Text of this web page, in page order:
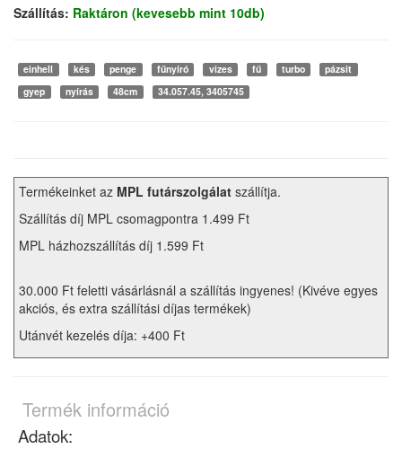
Szállítás: Raktáron (kevesebb mint 10db)
einhell kés penge fűnyíró vizes fű turbo
pázsit
gyep
nyírás 48cm 34.057.45, 3405745
Termékeinket az MPL futárszolgálat szállítja.
Szállítás díj MPL csomagpontra 1.499 Ft
MPL házhozszállítás díj 1.599 Ft
30.000 Ft feletti vásárlásnál a szállítás ingyenes! (Kivéve egyes
akciós, és extra szállítási díjas termékek)
Utánvét kezelés díja: +400 Ft
Termék információ
Adatok: